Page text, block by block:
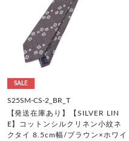
SALE
S25SM-CS-2_BR_T
【発送在庫あり】【SILVER LIN
E】コットンシルクリネン小紋ネ
クタイ 8.5cm幅/ブラウン×ホワイ